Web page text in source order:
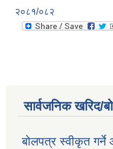
२०८१/०८२
सार्वजनिक खरिद/
बोलपत्र स्वीकृत